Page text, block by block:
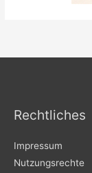
Rechtliches
Impressum
Nutzungsrechte